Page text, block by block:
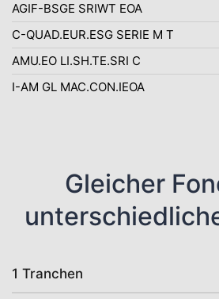
AGIF-BSGE SRIWT EOA
C-QUAD.EUR.ESG SERIE M T
AMU.EO LI.SH.TE.SRI C
I-AM GL MAC.CON.IEOA
Gleicher
1 Tranchen